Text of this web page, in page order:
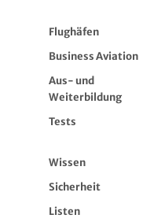
Flughäfen
Business Aviation
Aus- und
Weiterbildung
Tests
Wissen
Sicherheit
Listen